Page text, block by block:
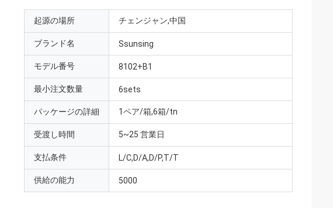
起源の場所 チェンジャン,中国
ブランド名 Ssunsing
モデル番号 8102+B1
最小注文数量 6sets
パッケージの詳細 1ペア/箱,6箱/tn
受渡し時間 5~25 営業日
支払条件 L/C,D/A,D/P,T/T
供給の能力 5000